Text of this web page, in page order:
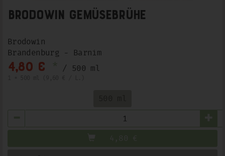
Brodowin Gemüsebrühe
Brodowin
Brandenburg - Barnim
4,80 € / 500 ml